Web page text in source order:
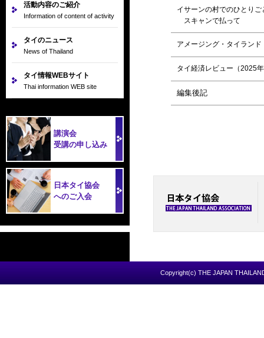
活動内容のご紹介
Information of content of activity
タイのニュース
News of Thailand
タイ情報WEBサイト
Thai information WEB site
講演会
受講の申し込み
日本タイ協会
へのご入会
イサーンの村でのひと
スキャンで払って
アメージング・タイラン
タイ経済レビュー（2025
編集後記
Copyright(c) THE JAPAN